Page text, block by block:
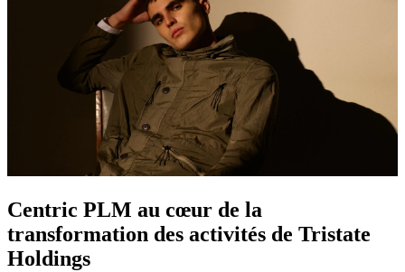
Centric PLM au cœur de la
transformation des activités de Tristate
Holdings